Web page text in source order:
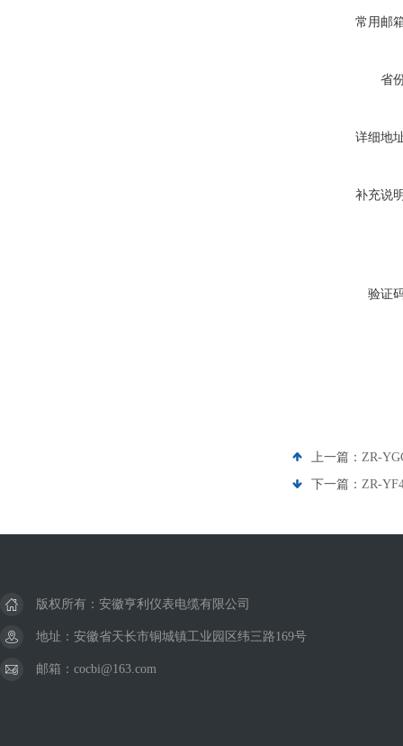
常用邮
省
详细地
补充说
验证
上一篇： ZR-
下一篇： ZR-
版权所有：安徽亨利仪表电缆有限公司
地址：安徽省天长市铜城镇工业园区纬三路169号
邮箱：cocbi@163.com